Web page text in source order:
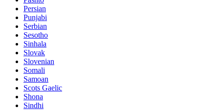
Persian
Punjabi
Serbian
Sesotho
Sinhala
Slovak
Slovenian
Somali
Samoan
Scots Gaelic
Shona
Sindhi